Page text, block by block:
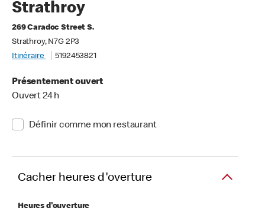
Strathroy
269 Caradoc Street S.
Strathroy, N7G 2P3
Itinéraire
5192453821
Présentement ouvert
Ouvert 24 h
Définir comme mon restaurant
Cacher heures d'overture
Heures d'ouverture